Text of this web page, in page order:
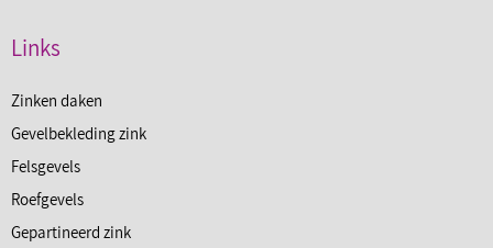
Links
Zinken daken
Gevelbekleding zink
Felsgevels
Roefgevels
Gepartineerd zink